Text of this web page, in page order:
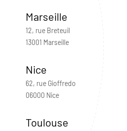
Marseille
12, rue Breteuil
13001 Marseille
Nice
62, rue Gioffredo
06000 Nice
Toulouse